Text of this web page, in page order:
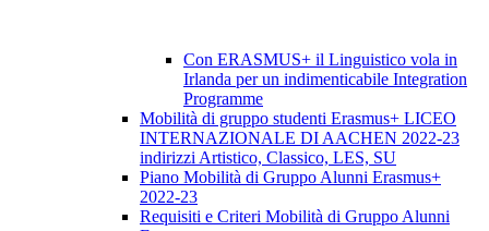
Con ERASMUS+ il Linguistico vola in
Irlanda per un indimenticabile Integration
Programme
Mobilità di gruppo studenti Erasmus+ LICEO
INTERNAZIONALE DI AACHEN 2022-23
indirizzi Artistico, Classico, LES, SU
Piano Mobilità di Gruppo Alunni Erasmus+
2022-23
Requisiti e Criteri Mobilità di Gruppo Alunni